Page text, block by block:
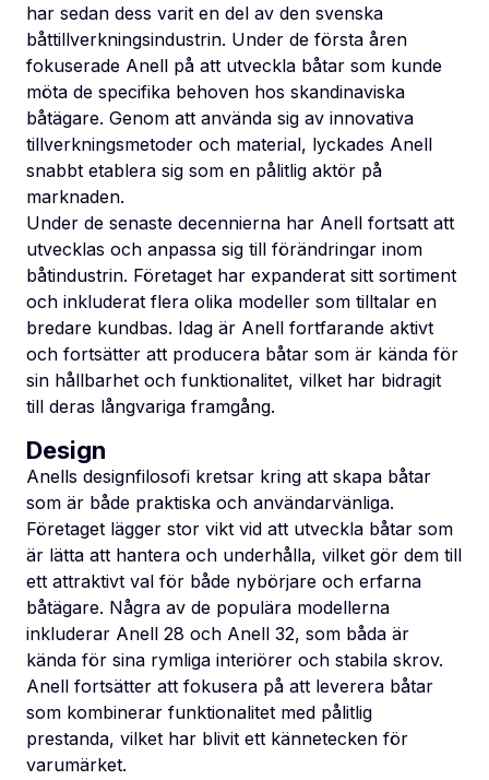
har sedan dess varit en del av den svenska
båttillverkningsindustrin. Under de första åren
fokuserade Anell på att utveckla båtar som kunde
möta de specifika behoven hos skandinaviska
båtägare. Genom att använda sig av innovativa
tillverkningsmetoder och material, lyckades Anell
snabbt etablera sig som en pålitlig aktör på
marknaden.
Under de senaste decennierna har Anell fortsatt att
utvecklas och anpassa sig till förändringar inom
båtindustrin. Företaget har expanderat sitt sortiment
och inkluderat flera olika modeller som tilltalar en
bredare kundbas. Idag är Anell fortfarande aktivt
och fortsätter att producera båtar som är kända för
sin hållbarhet och funktionalitet, vilket har bidragit
till deras långvariga framgång.
Design
Anells designfilosofi kretsar kring att skapa båtar
som är både praktiska och användarvänliga.
Företaget lägger stor vikt vid att utveckla båtar som
är lätta att hantera och underhålla, vilket gör dem till
ett attraktivt val för både nybörjare och erfarna
båtägare. Några av de populära modellerna
inkluderar Anell 28 och Anell 32, som båda är
kända för sina rymliga interiörer och stabila skrov.
Anell fortsätter att fokusera på att leverera båtar
som kombinerar funktionalitet med pålitlig
prestanda, vilket har blivit ett kännetecken för
varumärket.